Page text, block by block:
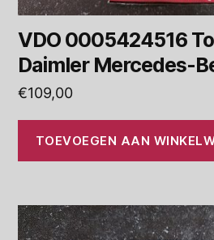
VDO 0005424516
Daimler Mercedes-
€109,00
TOEVOEGEN AAN